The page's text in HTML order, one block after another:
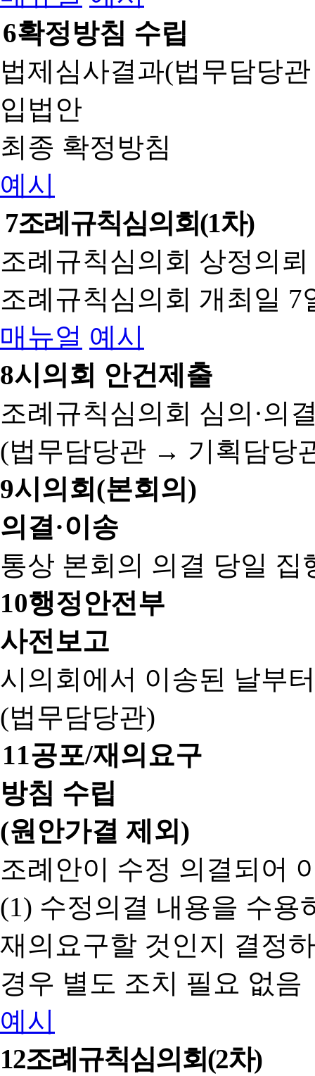
6확정방침 수립
법제심사결과(법무담당
입법안
최종 확정방침
예시
7조례규칙심의회(1차)
조례규칙심의회 상정의
조례규칙심의회 개최일 7
매뉴얼 예시
8시의회 안건제출
조례규칙심의회 심의·의
(법무담당관 → 기획담당
9시의회(본회의)
의결·이송
통상 본회의 의결 당일 집
10행정안전부
사전보고
시의회에서 이송된 날부
(법무담당관)
11공포/재의요구
방침 수립
(원안가결 제외)
조례안이 수정 의결되어
(1) 수정의결 내용을 수용
재의요구할 것인지 결정
경우 별도 조치 필요 없음
예시
12조례규칙심의회(2차)